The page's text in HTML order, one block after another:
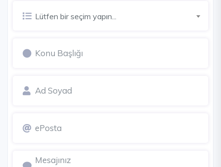
Lütfen bir seçim yapın...